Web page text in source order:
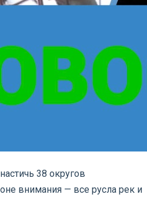
38 округов
внимания — все русла рек и